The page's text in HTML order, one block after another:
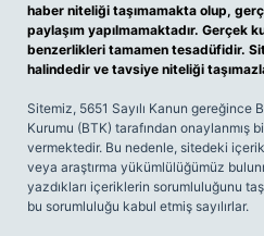
haber niteliği taşımamakta olup,
paylaşım yapılmamaktadır. Gerçek
benzerlikleri tamamen tesadüfidir.
halindedir ve tavsiye niteliği
Sitemiz, 5651 Sayılı Kanun gereğince
Kurumu (BTK) tarafından onaylanmış
vermektedir. Bu nedenle, sitedeki
veya araştırma yükümlülüğümüz
yazdıkları içeriklerin sorumluluğunu
bu sorumluluğu kabul etmiş sayılırlar.